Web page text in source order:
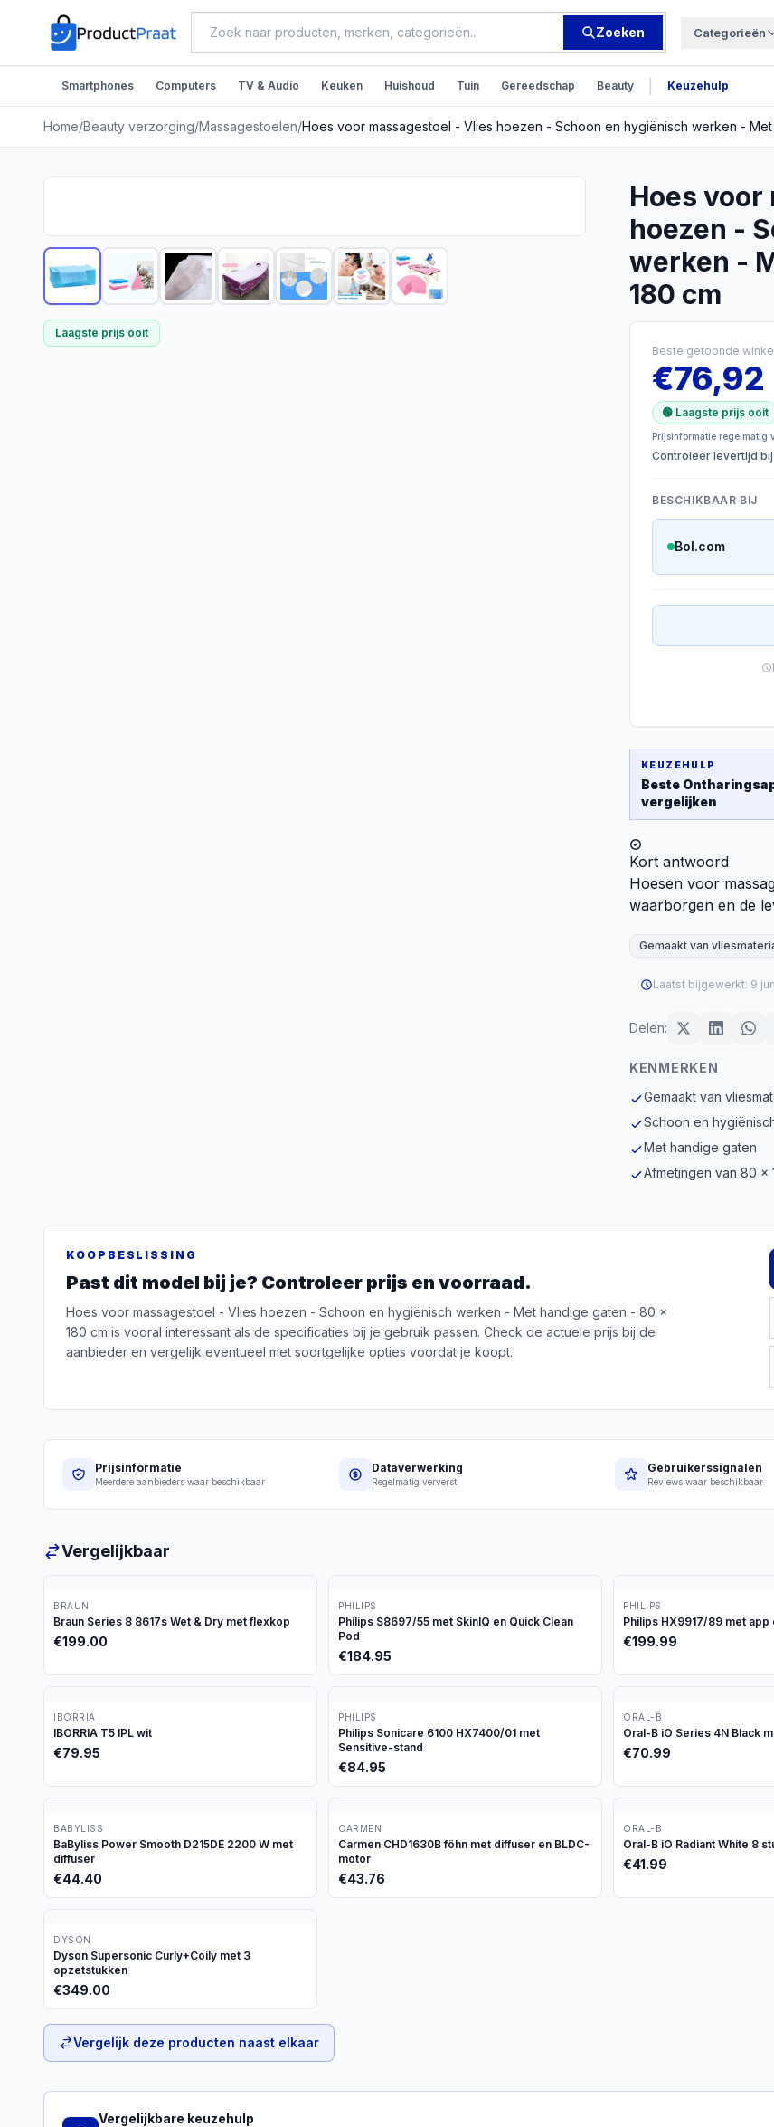
Zoeken Categorieën
Smartphones Computers TV & Audio Keuken Huishoud Tuin Gereedschap Beauty Keuzehulp
Home/Beauty verzorging/Massagestoelen/Hoes voor massagestoel - Vlies hoezen - Schoon en hygiënisch werken -
Laagste prijs ooit
Hoes
hoezen -
werken -
180 cm
Beste getoonde
€76,92
🟢 Laagste prijs ooit
Prijsinformatie regelmatig
Controleer levertijd
BESCHIKBAAR BIJ
Bol.com
KEUZEHULP
Beste
vergelijken
Kort antwoord
Hoesen voor
waarborgen en de
Gemaakt van
Laatst bijgewerkt: 9
Delen:
KENMERKEN
Gemaakt van
Schoon en
Met handige gaten
Afmetingen van 80 x
KOOPBESLISSING
Past dit model bij je? Controleer prijs en voorraad.
Hoes voor massagestoel - Vlies hoezen - Schoon en hygiënisch werken - Met handige gaten - 80 x
180 cm is vooral interessant als de specificaties bij je gebruik passen. Check de actuele prijs bij de
aanbieder en vergelijk eventueel met soortgelijke opties voordat je koopt.
Prijsinformatie
Meerdere aanbieders waar beschikbaar
Dataverwerking
Regelmatig ververst
Gebruikerssignalen
Reviews waar beschikbaar
Vergelijkbaar
BRAUN
Braun Series 8 8617s Wet & Dry met flexkop
€199.00
PHILIPS
Philips S8697/55 met SkinIQ en Quick Clean
Pod
€184.95
PHILIPS
Philips HX9917/89 met
€199.99
IBORRIA
IBORRIA T5 IPL wit
€79.95
PHILIPS
Philips Sonicare 6100 HX7400/01 met
Sensitive-stand
€84.95
ORAL-B
Oral-B iO Series 4N Black
€70.99
BABYLISS
BaByliss Power Smooth D215DE 2200 W met
diffuser
€44.40
CARMEN
Carmen CHD1630B föhn met diffuser en BLDC-
motor
€43.76
ORAL-B
Oral-B iO Radiant White 8
€41.99
DYSON
Dyson Supersonic Curly+Coily met 3
opzetstukken
€349.00
Vergelijk deze producten naast elkaar
Vergelijkbare keuzehulp